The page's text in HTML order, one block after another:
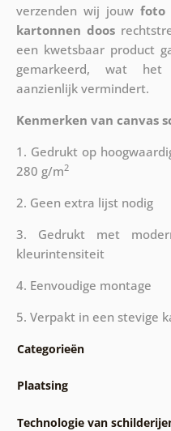
verzenden wij jouwfoto
kartonnen doos
een kwetsbaar product
gemarkeerd, wat het
aanzienlijk vermindert.
Kenmerken van canvas
1. Gedrukt op
280 g/m2
2. Geen extra lijst nodig
3. Gedrukt met
kleurintensiteit
4. Eenvoudige montage
5. Verpakt in een stevige
Categorieën
Plaatsing
Technologie van